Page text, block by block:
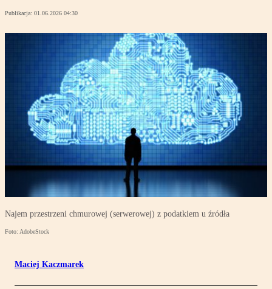
Publikacja: 01.06.2026 04:30
Najem przestrzeni chmurowej (serwerowej) z podatkiem u źródła
Foto: AdobeStock
Maciej Kaczmarek